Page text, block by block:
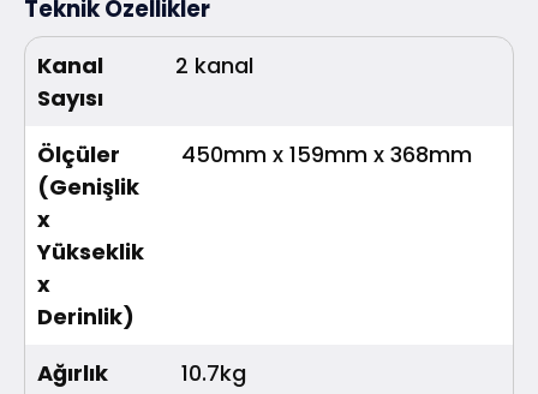
Teknik Özellikler
Kanal
Sayısı
2 kanal
Ölçüler
(Genişlik
x
Yükseklik
x
Derinlik)
450mm x 159mm x 368mm
Ağırlık
10.7kg